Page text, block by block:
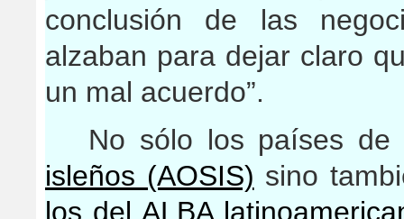
conclusión de las
alzaban para dejar claro
un mal acuerdo”.
No sólo los países
isleños (AOSIS) sino
los del ALBA